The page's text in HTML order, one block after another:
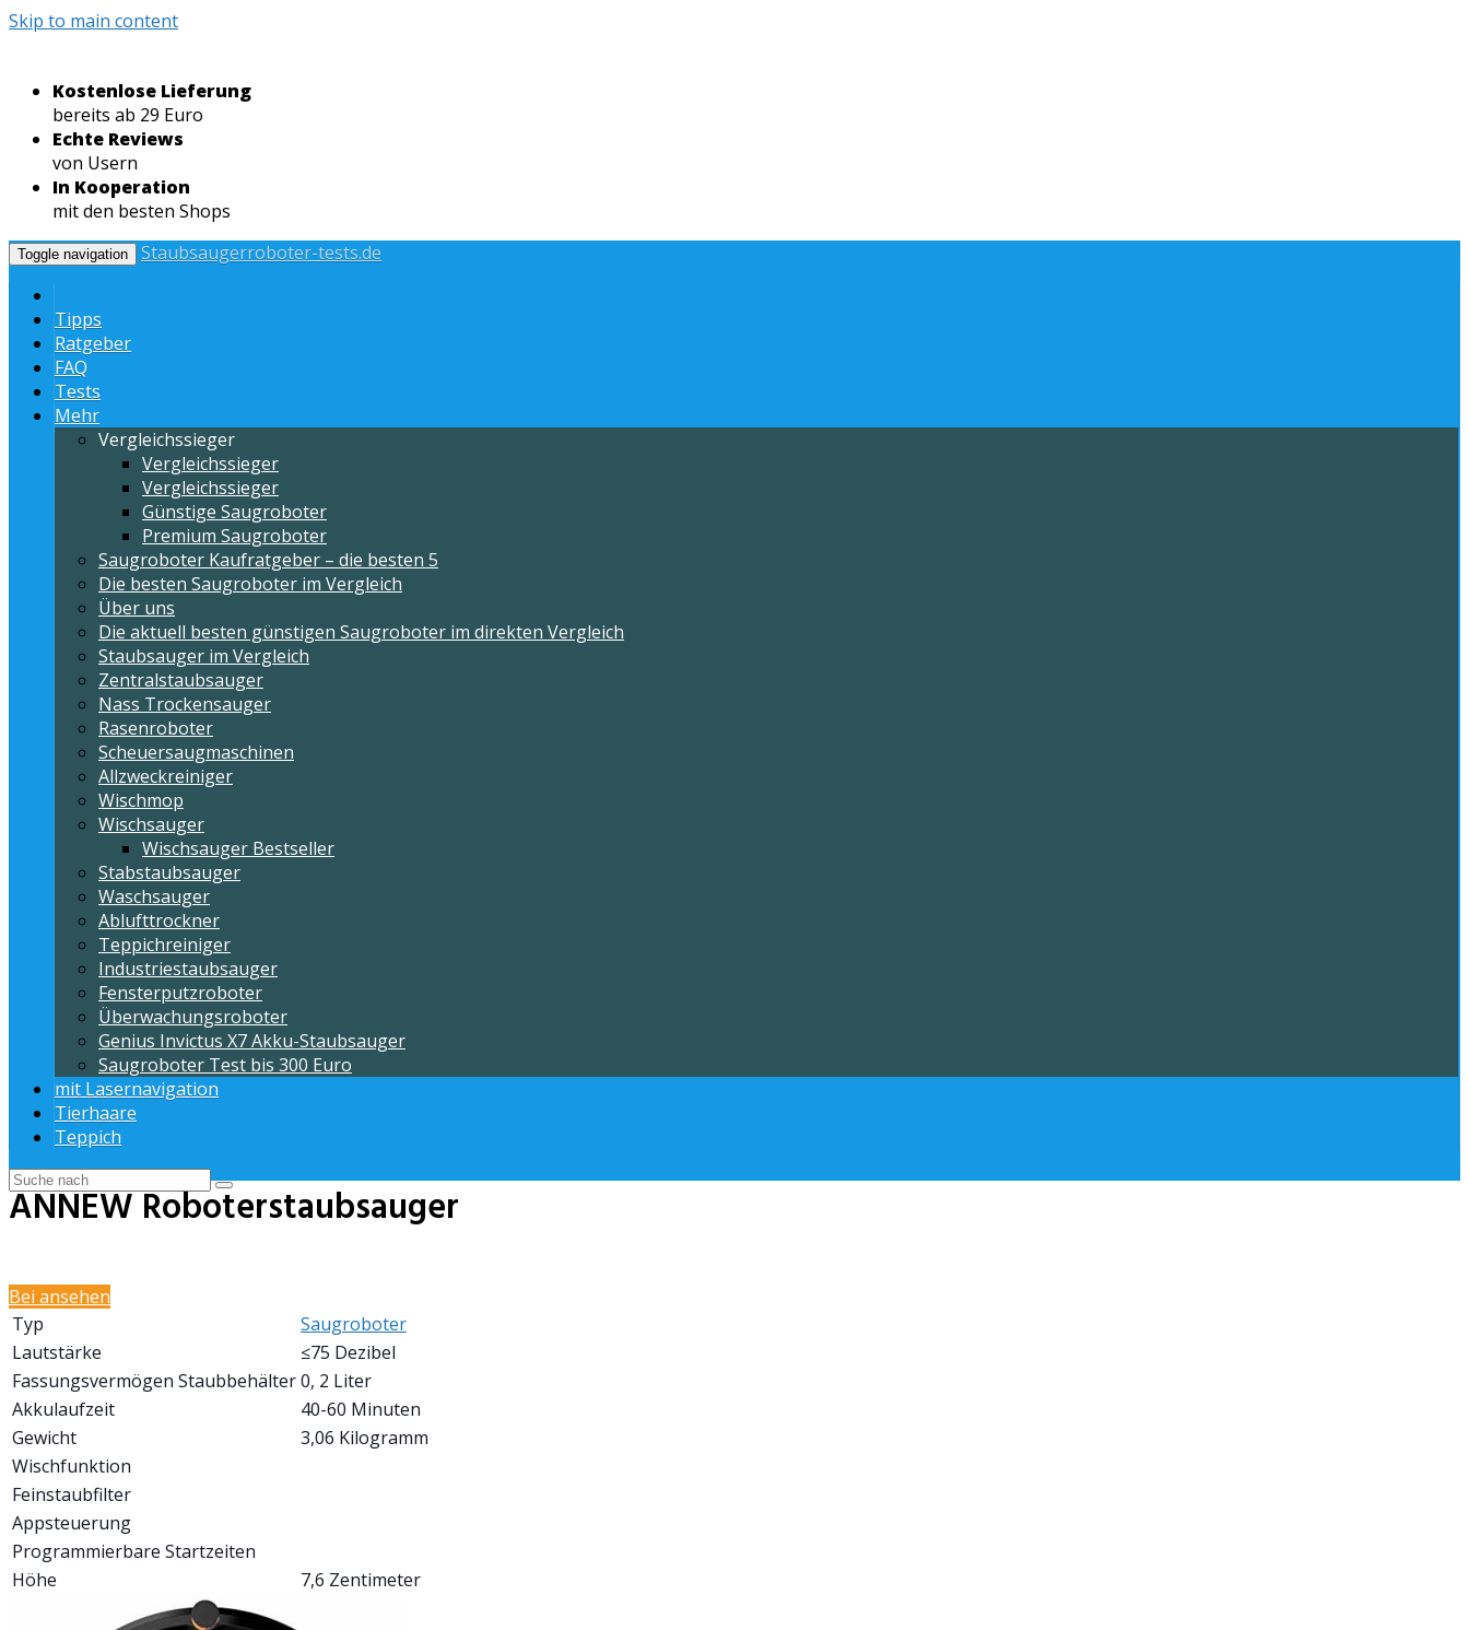
Skip to main content
Kostenlose Lieferung
bereits ab 29 Euro
Echte Reviews
von Usern
In Kooperation
mit den besten Shops
Toggle navigation Staubsaugerroboter-tests.de
Tipps
Ratgeber
FAQ
Tests
Mehr
Vergleichssieger
Vergleichssieger
Vergleichssieger
Günstige Saugroboter
Premium Saugroboter
Saugroboter Kaufratgeber – die besten 5
Die besten Saugroboter im Vergleich
Über uns
Die aktuell besten günstigen Saugroboter im direkten Vergleich
Staubsauger im Vergleich
Zentralstaubsauger
Nass Trockensauger
Rasenroboter
Scheuersaugmaschinen
Allzweckreiniger
Wischmop
Wischsauger
Wischsauger Bestseller
Stabstaubsauger
Waschsauger
Ablufttrockner
Teppichreiniger
Industriestaubsauger
Fensterputzroboter
Überwachungsroboter
Genius Invictus X7 Akku-Staubsauger
Saugroboter Test bis 300 Euro
mit Lasernavigation
Tierhaare
Teppich
ANNEW Roboterstaubsauger
Bei ansehen
Typ
Saugroboter
Lautstärke
≤75 Dezibel
Fassungsvermögen Staubbehälter0, 2 Liter
Akkulaufzeit
40-60 Minuten
Gewicht
3,06 Kilogramm
Wischfunktion
Feinstaubfilter
Appsteuerung
Programmierbare Startzeiten
Höhe
7,6 Zentimeter